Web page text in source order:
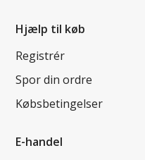
Hjælp til køb
Registrér
Spor din ordre
Købsbetingelser
E-handel